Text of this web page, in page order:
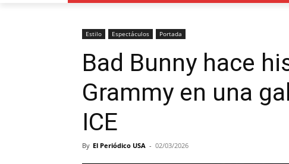
Estilo Espectáculos Portada
Bad Bunny hace
Grammy en una
ICE
By El Periódico USA - 02/03/2026